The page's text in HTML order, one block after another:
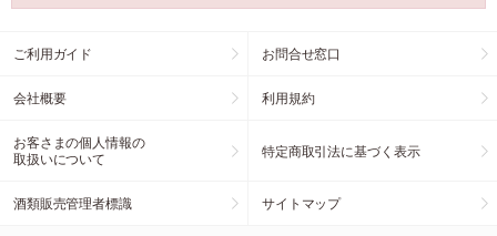
ご利用ガイド お問合せ窓口
会社概要 利用規約
お客さまの個人情報の
取扱いについて
特定商取引法に基づく表示
酒類販売管理者標識 サイトマップ